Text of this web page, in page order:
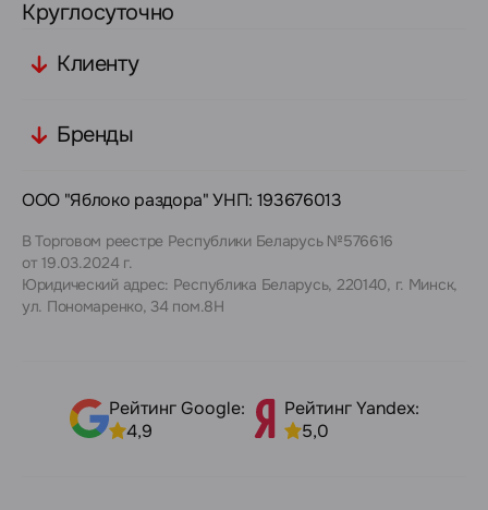
Круглосуточно
Клиенту
Бренды
ООО "Яблоко раздора" УНП: 193676013
В Торговом реестре Республики Беларусь №576616
от 19.03.2024 г.
Юридический адрес: Республика Беларусь, 220140, г. Минск,
ул. Пономаренко, 34 пом.8Н
Рейтинг Google:
4,9
Рейтинг Yandex:
5,0